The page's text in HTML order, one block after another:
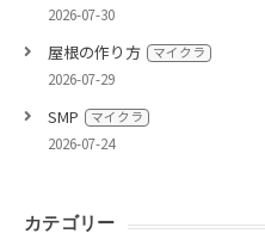
2026-07-30
屋根の作り方 マイクラ
2026-07-29
SMP マイクラ
2026-07-24
カテゴリー